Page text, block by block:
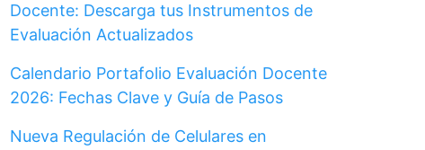
Docente: Descarga tus Instrumentos de
Evaluación Actualizados
Calendario Portafolio Evaluación Docente
2026: Fechas Clave y Guía de Pasos
Nueva Regulación de Celulares en